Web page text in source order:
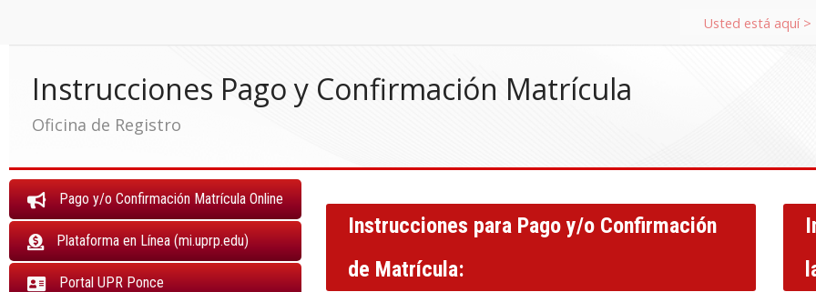
Instrucciones Pago y Confirmación Matrícula
Oficina de Registro
Pago y/o Confirmación Matrícula Online
Plataforma en Línea (mi.uprp.edu)
Portal UPR Ponce
Instrucciones para Pago y/o Confirmación
de Matrícula: